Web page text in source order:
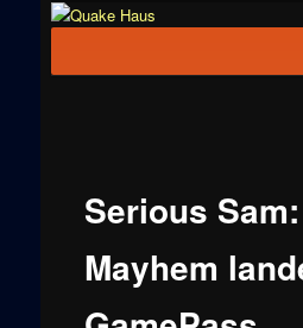
News zu
Serious
Mayhem